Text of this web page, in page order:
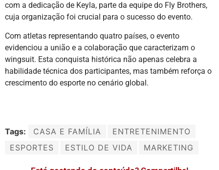
com a dedicação de Keyla, parte da equipe do Fly Brothers,
cuja organização foi crucial para o sucesso do evento.
Com atletas representando quatro países, o evento
evidenciou a união e a colaboração que caracterizam o
wingsuit. Esta conquista histórica não apenas celebra a
habilidade técnica dos participantes, mas também reforça o
crescimento do esporte no cenário global.
Tags: CASA E FAMÍLIA
ENTRETENIMENTO
ESPORTES
ESTILO DE VIDA MARKETING